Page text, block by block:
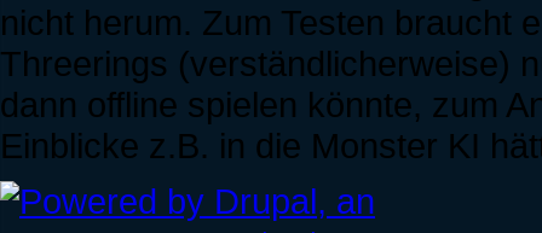
nicht herum. Zum Testen braucht
Threerings (verständlicherweise)
dann offline spielen könnte, zum
Einblicke z.B. in die Monster KI